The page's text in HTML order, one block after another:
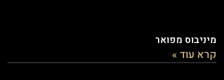
מיניבוס מפואר
קרא עוד »